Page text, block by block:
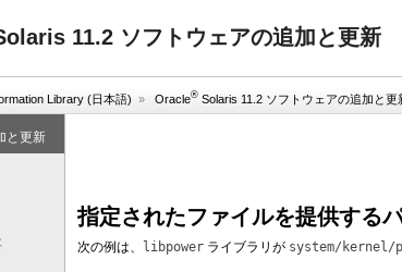
11.2 ソフトウェアの追加と更新
Library (日本語) » Oracle® Solaris 11.2 ソフトウェアの追加と更
と更新
指定されたファイルを提供する
次の例は、 libpower ライブラリが system/kernel/